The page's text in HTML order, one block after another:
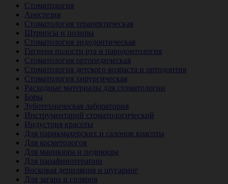
Стоматология
Анестезия
Стоматология терапевтическая
Штрипсы и полиры
Стоматология эндодонтическая
Гигиена полости рта и пародонтология
Стоматология ортопедическая
Стоматология детского возраста и ортодонтия
Стоматология хирургическая
Расходные материалы для стоматологии
Боры
Зуботехническая лаборатория
Инструментарий стоматологический
Индустрия красоты
Для парикмахерских и салонов красоты
Для косметологов
Для маникюра и педикюра
Для парафинотерапии
Восковая депиляция и шугаринг
Для загара и солярия